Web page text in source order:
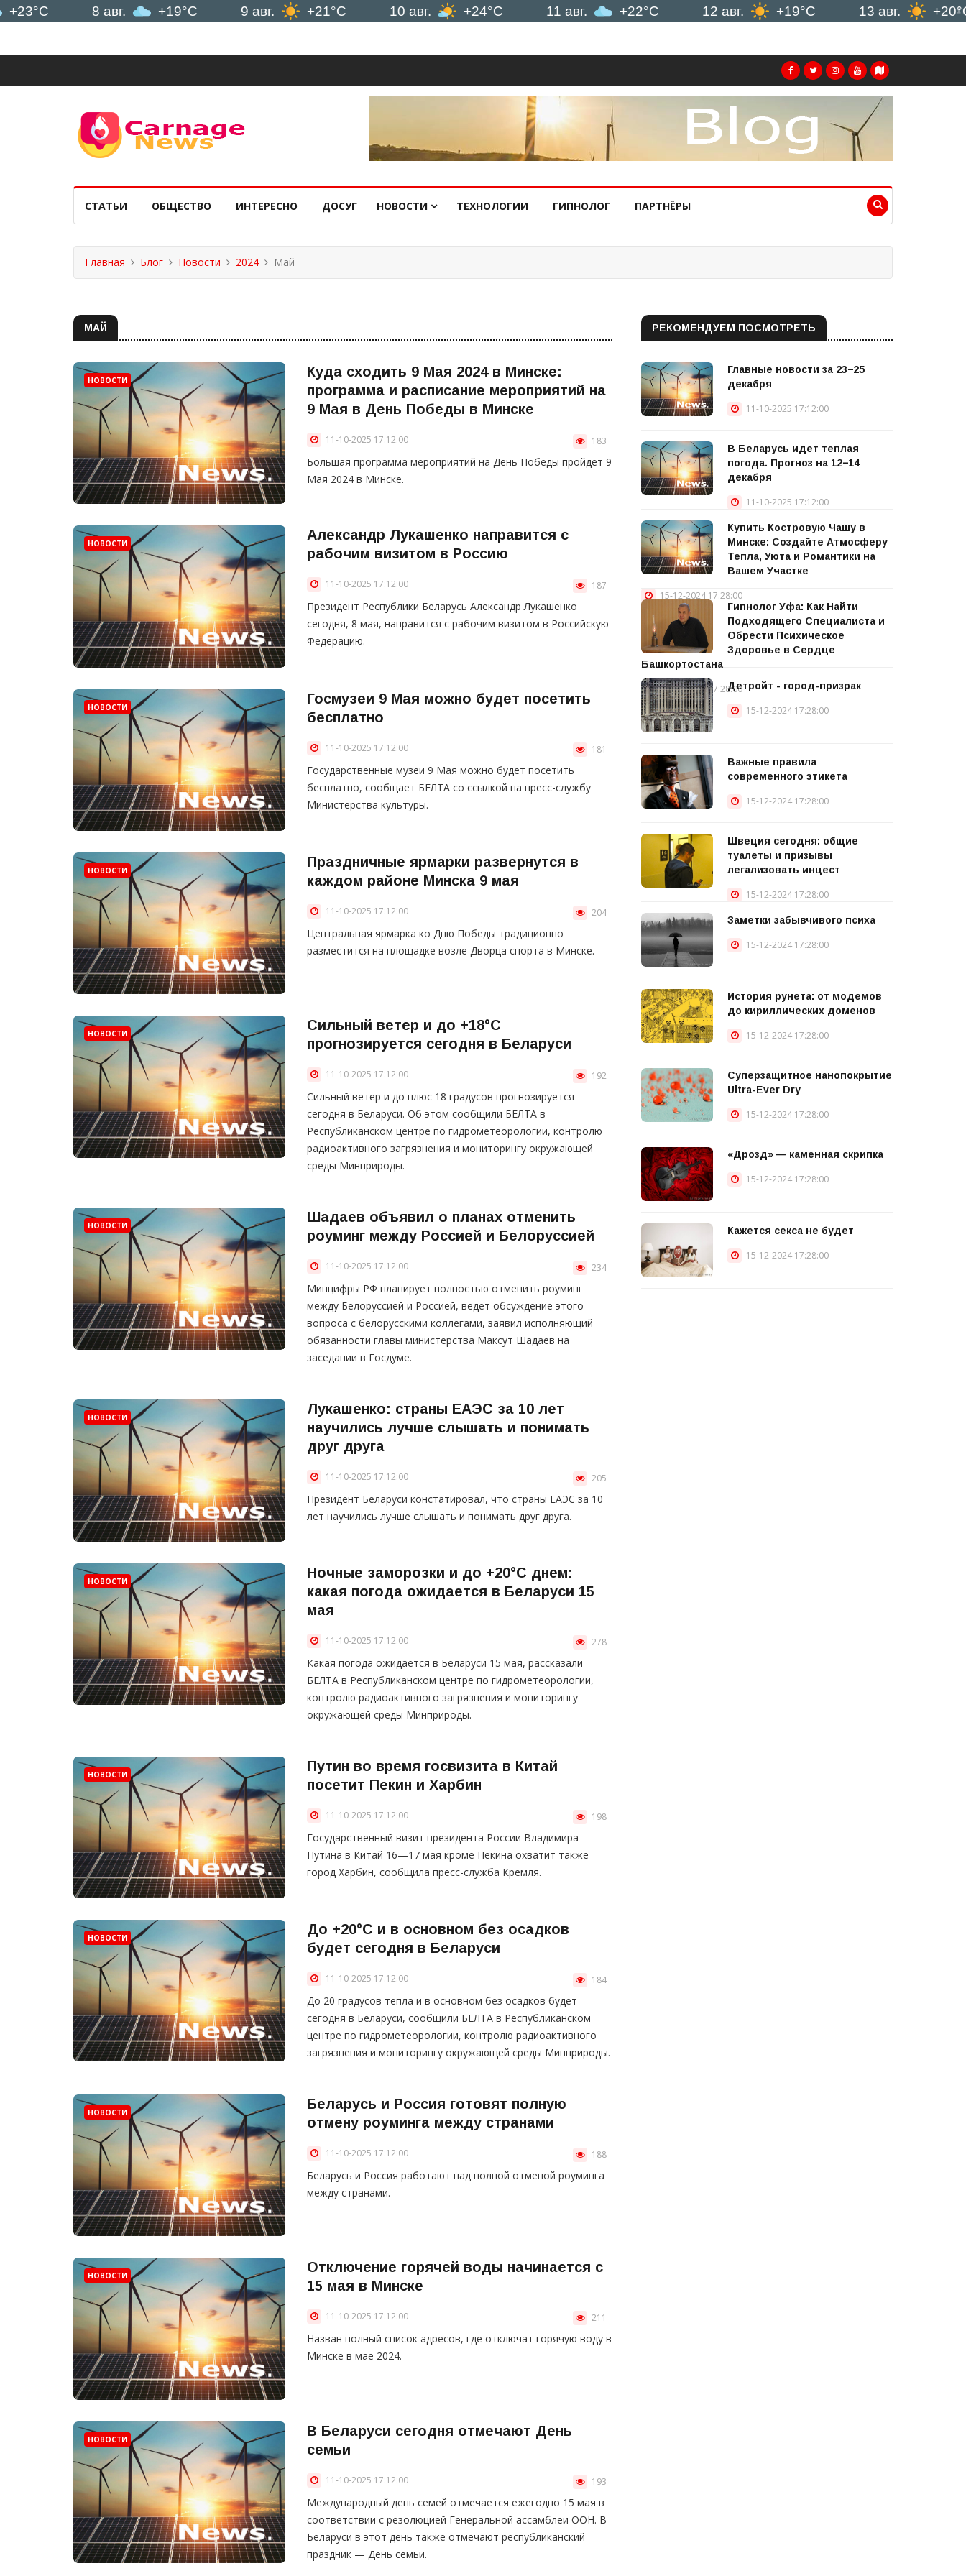
8 авг. +19°C 9 авг. +21°C 10 авг. +24°C 11 авг. +22°C 12 авг. +19°C 13 авг. +20°C
СТАТЬИ ОБЩЕСТВО ИНТЕРЕСНО ДОСУГ НОВОСТИ ТЕХНОЛОГИИ ГИПНОЛОГ ПАРТНЁРЫ
Главная Блог Новости 2024 Май
МАЙ
НОВОСТИ
Куда сходить 9 Мая 2024 в Минске:
программа и расписание мероприятий на
9 Мая в День Победы в Минске
11-10-2025 17:12:00 183
Большая программа мероприятий на День Победы пройдет 9
Мая 2024 в Минске.
НОВОСТИ
Александр Лукашенко направится с
рабочим визитом в Россию
11-10-2025 17:12:00 187
Президент Республики Беларусь Александр Лукашенко
сегодня, 8 мая, направится с рабочим визитом в Российскую
Федерацию.
НОВОСТИ
Госмузеи 9 Мая можно будет посетить
бесплатно
11-10-2025 17:12:00 181
Государственные музеи 9 Мая можно будет посетить
бесплатно, сообщает БЕЛТА со ссылкой на пресс-службу
Министерства культуры.
НОВОСТИ
Праздничные ярмарки развернутся в
каждом районе Минска 9 мая
11-10-2025 17:12:00 204
Центральная ярмарка ко Дню Победы традиционно
разместится на площадке возле Дворца спорта в Минске.
НОВОСТИ
Сильный ветер и до +18°С
прогнозируется сегодня в Беларуси
11-10-2025 17:12:00 192
Сильный ветер и до плюс 18 градусов прогнозируется
сегодня в Беларуси. Об этом сообщили БЕЛТА в
Республиканском центре по гидрометеорологии, контролю
радиоактивного загрязнения и мониторингу окружающей
среды Минприроды.
НОВОСТИ
Шадаев объявил о планах отменить
роуминг между Россией и Белоруссией
11-10-2025 17:12:00 234
Минцифры РФ планирует полностью отменить роуминг
между Белоруссией и Россией, ведет обсуждение этого
вопроса с белорусскими коллегами, заявил исполняющий
обязанности главы министерства Максут Шадаев на
заседании в Госдуме.
НОВОСТИ
Лукашенко: страны ЕАЭС за 10 лет
научились лучше слышать и понимать
друг друга
11-10-2025 17:12:00 205
Президент Беларуси констатировал, что страны ЕАЭС за 10
лет научились лучше слышать и понимать друг друга.
НОВОСТИ
Ночные заморозки и до +20°С днем:
какая погода ожидается в Беларуси 15
мая
11-10-2025 17:12:00 278
Какая погода ожидается в Беларуси 15 мая, рассказали
БЕЛТА в Республиканском центре по гидрометеорологии,
контролю радиоактивного загрязнения и мониторингу
окружающей среды Минприроды.
НОВОСТИ
Путин во время госвизита в Китай
посетит Пекин и Харбин
11-10-2025 17:12:00 198
Государственный визит президента России Владимира
Путина в Китай 16—17 мая кроме Пекина охватит также
город Харбин, сообщила пресс-служба Кремля.
НОВОСТИ
До +20°С и в основном без осадков
будет сегодня в Беларуси
11-10-2025 17:12:00 184
До 20 градусов тепла и в основном без осадков будет
сегодня в Беларуси, сообщили БЕЛТА в Республиканском
центре по гидрометеорологии, контролю радиоактивного
загрязнения и мониторингу окружающей среды Минприроды.
НОВОСТИ
Беларусь и Россия готовят полную
отмену роуминга между странами
11-10-2025 17:12:00 188
Беларусь и Россия работают над полной отменой роуминга
между странами.
НОВОСТИ
Отключение горячей воды начинается с
15 мая в Минске
11-10-2025 17:12:00 211
Назван полный список адресов, где отключат горячую воду в
Минске в мае 2024.
НОВОСТИ
В Беларуси сегодня отмечают День
семьи
11-10-2025 17:12:00 193
Международный день семей отмечается ежегодно 15 мая в
соответствии с резолюцией Генеральной ассамблеи ООН. В
Беларуси в этот день также отмечают республиканский
праздник — День семьи.
РЕКОМЕНДУЕМ ПОСМОТРЕТЬ
Главные новости за 23−25
декабря
11-10-2025 17:12:00
В Беларусь идет теплая
погода. Прогноз на 12−14
декабря
11-10-2025 17:12:00
Купить Костровую Чашу в
Минске: Создайте Атмосферу
Тепла, Уюта и Романтики на
Вашем Участке
15-12-2024 17:28:00
Гипнолог Уфа: Как Найти
Подходящего Специалиста и
Обрести Психическое
Здоровье в Сердце
Башкортостана
15-12-2024 17:28:00Детройт - город-призрак
15-12-2024 17:28:00
Важные правила
современного этикета
15-12-2024 17:28:00
Швеция сегодня: общие
туалеты и призывы
легализовать инцест
15-12-2024 17:28:00
Заметки забывчивого психа
15-12-2024 17:28:00
История рунета: от модемов
до кириллических доменов
15-12-2024 17:28:00
Суперзащитное нанопокрытие
Ultra-Ever Dry
15-12-2024 17:28:00
«Дрозд» — каменная скрипка
15-12-2024 17:28:00
Кажется секса не будет
15-12-2024 17:28:00